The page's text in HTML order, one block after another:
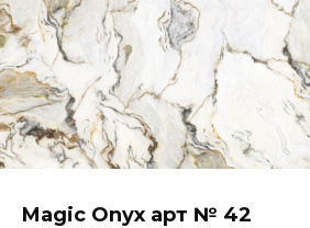
Magic Onyx арт № 42